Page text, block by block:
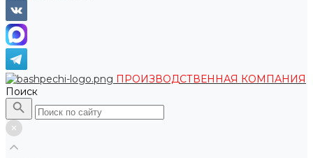
ПРОИЗВОДСТВЕННАЯ КОМПАНИЯ
Поиск